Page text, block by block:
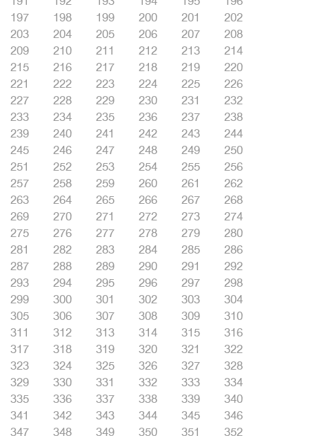
197
198 199 200 201
202
203
204 205 206 207
208
209
210 211 212 213
214
215
216 217 218 219
220
221
222 223 224 225
226
227
228 229 230 231
232
233
234 235 236 237
238
239
240 241 242 243
244
245
246 247 248 249
250
251
252 253 254 255
256
257
258 259 260 261
262
263
264 265 266 267
268
269
270 271 272 273
274
275
276 277 278 279
280
281
282 283 284 285
286
287
288 289 290 291
292
293
294 295 296 297
298
299
300 301 302 303
304
305
306 307 308 309
310
311
312 313 314 315
316
317
318 319 320 321
322
323
324 325 326 327
328
329
330 331 332 333
334
335
336 337 338 339
340
341
342 343 344 345
346
347
348 349 350 351
352